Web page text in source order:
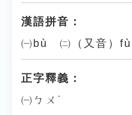
漢語拼音：
㈠bù ㈡（又音）fù
正字釋義：
㈠ㄅㄨˋ